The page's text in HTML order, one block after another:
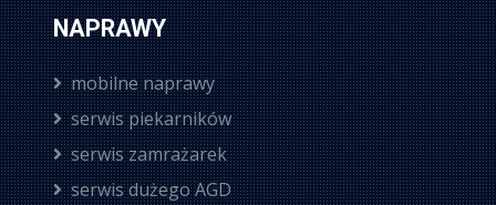
NAPRAWY
mobilne naprawy
serwis piekarników
serwis zamrażarek
serwis dużego AGD